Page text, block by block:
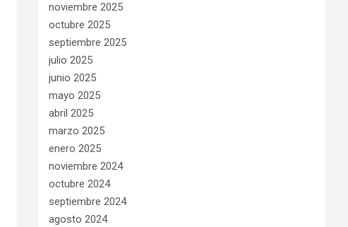
noviembre 2025
octubre 2025
septiembre 2025
julio 2025
junio 2025
mayo 2025
abril 2025
marzo 2025
enero 2025
noviembre 2024
octubre 2024
septiembre 2024
agosto 2024